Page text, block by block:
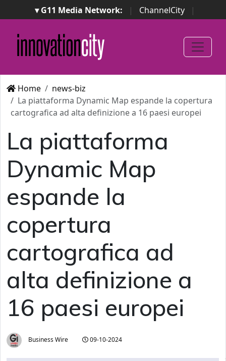
▾ G11 Media Network: | ChannelCity
|
ImpresaCity | SecurityOpenLab | Italian Channel
Awards
Italian Project Awards
Italian Security
Awards
Home
news-biz
La piattaforma Dynamic Map espande la copertura
cartografica ad alta definizione a 16 paesi europei
La piattaforma
Dynamic Map
espande la
copertura
cartografica ad
alta definizione a
16 paesi europei
Business Wire 09-10-2024